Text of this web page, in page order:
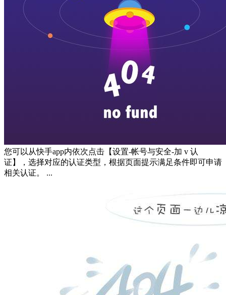
您可以从快手app内依次点击【设置-帐号与安全-加 v 认
证】，选择对应的认证类型，根据页面提示满足条件即可申请
相关认证。 ...